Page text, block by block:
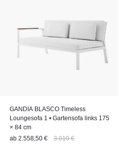
GANDIA BLASCO Timeless
Loungesofa 1 • Gartensofa links 175
× 84 cm
ab 2.558,50 € 3.010 €